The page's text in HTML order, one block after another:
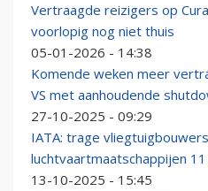
Vertraagde reizigers op
voorlopig nog niet thuis
05-01-2026 - 14:38
Komende weken meer
VS met aanhoudende
27-10-2025 - 09:29
IATA: trage
luchtvaartmaatschappijen
13-10-2025 - 15:45